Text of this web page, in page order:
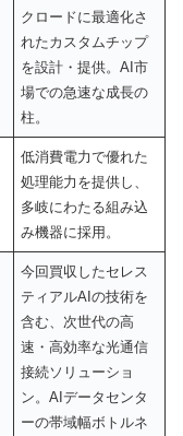
クロードに最適化さ
れたカスタムチップ
を設計・提供。AI市
場での急速な成長の
柱。
低消費電力で優れた
処理能力を提供し、
多岐にわたる組み込
み機器に採用。
今回買収したセレス
ティアルAIの技術を
含む、次世代の高
速・高効率な光通信
接続ソリューショ
ン。AIデータセンタ
ーの帯域幅ボトルネ